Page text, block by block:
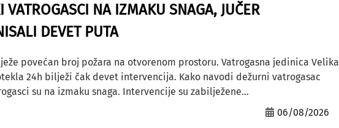
VATROGASCI NA IZMAKU SNAGA, JUČER
DEVET PUTA
povećan broj požara na otvorenom prostoru. Vatrogasna jedinica Velika
24h bilježi čak devet intervencija. Kako navodi dežurni vatrogasac
su na izmaku snaga. Intervencije su zabilježene...
06/08/2026